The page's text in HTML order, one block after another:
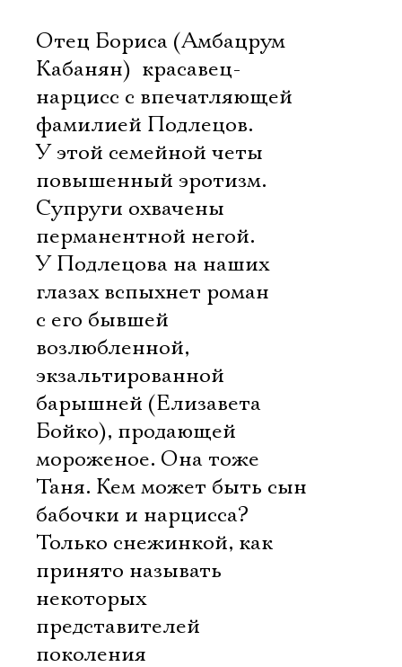
Отец Бориса (Амбацрум
Кабанян)  красавец-
нарцисс с впечатляющей
фамилией Подлецов.
У этой семейной четы
повышенный эротизм.
Супруги охвачены
перманентной негой.
У Подлецова на наших
глазах вспыхнет роман
с его бывшей
возлюбленной,
экзальтированной
барышней (Елизавета
Бойко), продающей
мороженое. Она тоже
Таня. Кем может быть сын
бабочки и нарцисса?
Только снежинкой, как
принято называть
некоторых
представителей
поколения